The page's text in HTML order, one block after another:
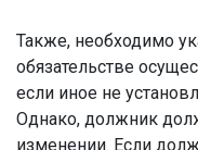
Также, необходимо
обязательстве
если иное не
Однако, должник
изменении. Если